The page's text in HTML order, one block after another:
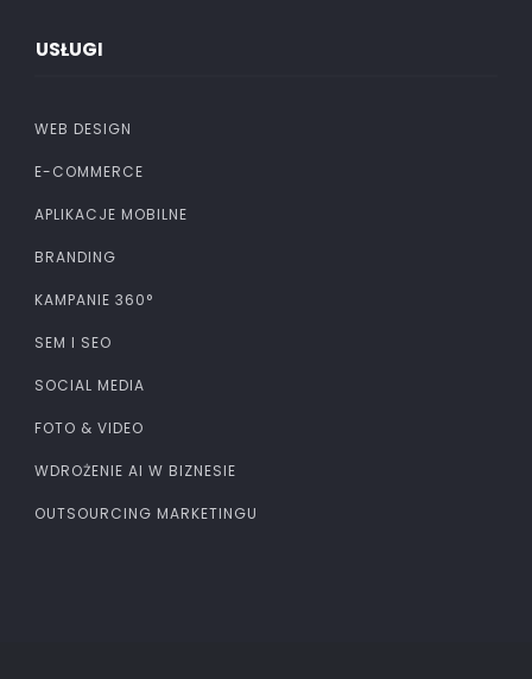
USŁUGI
WEB DESIGN
E-COMMERCE
APLIKACJE MOBILNE
BRANDING
KAMPANIE 360°
SEM I SEO
SOCIAL MEDIA
FOTO & VIDEO
WDROŻENIE AI W BIZNESIE
OUTSOURCING MARKETINGU